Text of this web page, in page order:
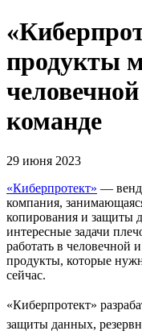
продукты
команде
29 июня 2023
«Киберпротект» —
компания,
копирования и защиты
интересные задачи
работать в человечной
продукты, которые
сейчас.
«Киберпротект»
защиты данных,